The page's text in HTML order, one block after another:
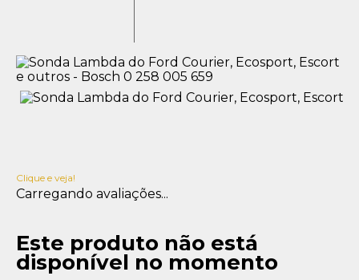
Clique e veja!
Carregando avaliações...
Este produto não está
disponível no momento